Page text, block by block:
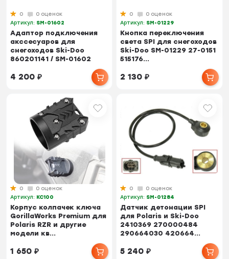
0
0 оценок
Артикул: SM-01602
Адаптор подключения
акссесуаров для
снегоходов Ski-Doo
860201141 / SM-01602
4 200₽
0
0 оценок
Артикул: SM-01229
Кнопка переключения
света SPI для снегоходов
Ski-Doo SM-01229 27-0151
515176...
2 130₽
0
0 оценок
Артикул: KC100
Корпус колпачек ключа
GorillaWorks Premium для
Polaris RZR и другие
модели кв...
1 650₽
0
0 оценок
Артикул: SM-01284
Датчик детонации SPI
для Polaris и Ski-Doo
2410369 270000484
290664030 420664...
5 240₽